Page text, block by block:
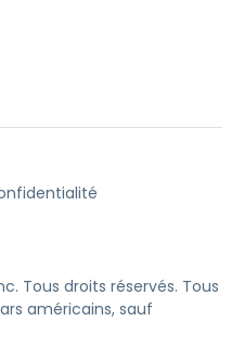
Tous droits réservés. Tous
américains, sauf